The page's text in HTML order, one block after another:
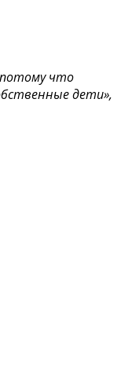
потому что
дети»,